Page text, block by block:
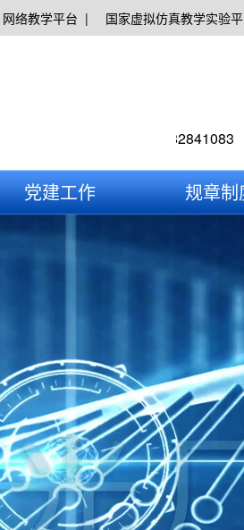
网络教学平台 | 国家虚拟仿真教学实验
网络服务：82841083
多媒体教学服务：
党建工作 规章制